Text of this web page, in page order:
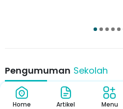
5 6
Pengumuman Sekolah
Home Artikel Menu